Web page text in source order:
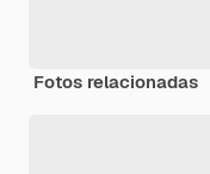
Fotos relacionadas